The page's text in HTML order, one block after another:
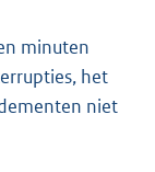
minuten
het
niet